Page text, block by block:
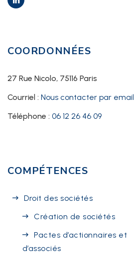
COORDONNÉES
27 Rue Nicolo, 75116 Paris
Courriel : Nous contacter par email
Téléphone : 06 12 26 46 09
COMPÉTENCES
Droit des sociétés
Création de sociétés
Pactes d’actionnaires et
d’associés